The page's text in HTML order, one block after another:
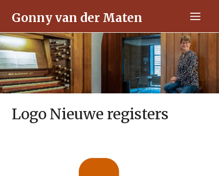
naar
de
inhoud
Gonny van der Maten Menu
Logo Nieuwe registers